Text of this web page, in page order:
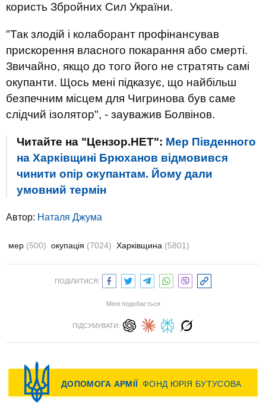
користь Збройних Сил України.
"Так злодій і колаборант профінансував
прискорення власного покарання або смерті.
Звичайно, якщо до того його не стратять самі
окупанти. Щось мені підказує, що найбільш
безпечним місцем для Чигринова був саме
слідчий ізолятор", - зауважив Болвінов.
Читайте на "Цензор.НЕТ": Мер Південного
на Харківщині Брюханов відмовився
чинити опір окупантам. Йому дали
умовний термін
Автор: Наталя Джума
мер (500) окупація (7024) Харківщина (5801)
ПОДІЛИТИСЯ:
Мені подобається
ПІДСУМУВАТИ: